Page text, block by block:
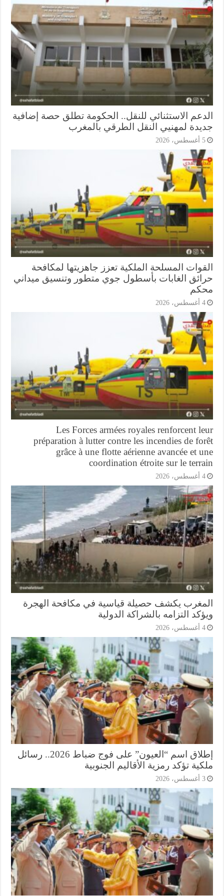
الاستثنائي للنقل.. الحكومة تطلق حصة إضافية
لمهنيي النقل الطرقي بالمغرب
المسلحة الملكية تعزز جاهزيتها لمكافحة
الغابات بأسطول جوي متطور وتنسيق ميداني
Les Forces armées royales renforcent
préparation à lutter contre les incendies de
grâce à une flotte aérienne avancée et
coordination étroite sur le
يكشف حصيلة قياسية في مكافحة الهجرة
التزامه بالشراكة الدولية
إطلاق اسم “العيون” على فوج ضباط 2026.. رسائل
تؤكد رمزية الأقاليم الجنوبية